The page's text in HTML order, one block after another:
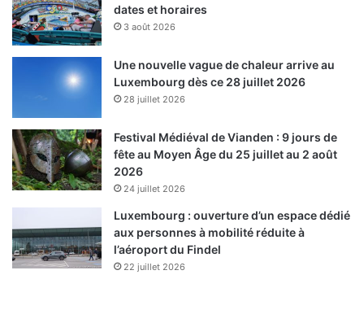
dates et horaires
3 août 2026
Une nouvelle vague de chaleur arrive au
Luxembourg dès ce 28 juillet 2026
28 juillet 2026
Festival Médiéval de Vianden : 9 jours de
fête au Moyen Âge du 25 juillet au 2 août
2026
24 juillet 2026
Luxembourg : ouverture d’un espace dédié
aux personnes à mobilité réduite à
l’aéroport du Findel
22 juillet 2026